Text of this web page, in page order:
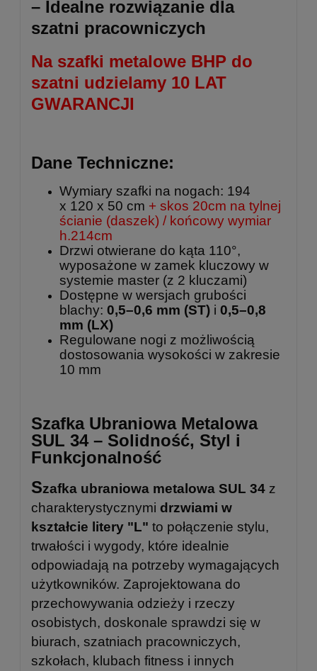
– Idealne rozwiązanie dla
szatni pracowniczych
Na szafki metalowe BHP do
szatni udzielamy 10 LAT
GWARANCJI
Dane Techniczne:
Wymiary szafki na nogach: 194
x 120 x 50 cm + skos 20cm na tylnej
ścianie (daszek) / końcowy wymiar
h.214cm
Drzwi otwierane do kąta 110°,
wyposażone w zamek kluczowy w
systemie master (z 2 kluczami)
Dostępne w wersjach grubości
blachy: 0,5–0,6 mm (ST) i 0,5–0,8
mm (LX)
Regulowane nogi z możliwością
dostosowania wysokości w zakresie
10 mm
Szafka Ubraniowa Metalowa
SUL 34 – Solidność, Styl i
Funkcjonalność
Szafka ubraniowa metalowa SUL 34 z
charakterystycznymi drzwiami w
kształcie litery "L" to połączenie stylu,
trwałości i wygody, które idealnie
odpowiadają na potrzeby wymagających
użytkowników. Zaprojektowana do
przechowywania odzieży i rzeczy
osobistych, doskonale sprawdzi się w
biurach, szatniach pracowniczych,
szkołach, klubach fitness i innych